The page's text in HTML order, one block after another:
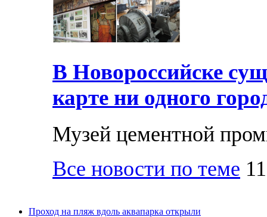
В Новороссийске
карте ни одного
Музей цементной
Все новости по теме
Проход на пляж вдоль аквапарка открыли